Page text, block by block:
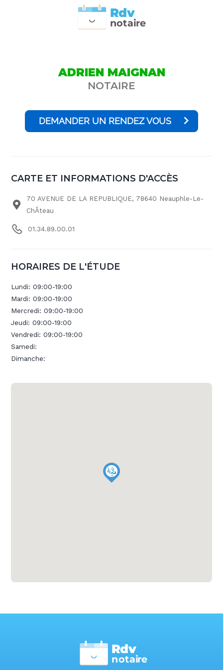
notaire
Rdv
ADRIEN MAIGNAN
NOTAIRE
DEMANDER UN RENDEZ VOUS
CARTE ET INFORMATIONS D'ACCÈS
70 AVENUE DE LA REPUBLIQUE, 78640 Neauphle-Le-
ChÂteau
01.34.89.00.01
HORAIRES DE L'ÉTUDE
Lundi:09:00-19:00
Mardi:09:00-19:00
Mercredi:09:00-19:00
Jeudi:09:00-19:00
Vendredi:09:00-19:00
Samedi:
Dimanche:
notaire
Rdv